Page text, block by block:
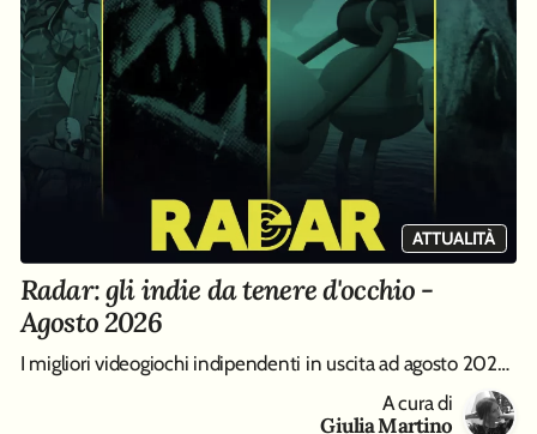
ATTUALITÀ
Radar: gli indie da tenere d'occhio -
Agosto 2026
I migliori videogiochi indipendenti in uscita ad agosto 2026, da Big Walk a Entropy
A cura di
Giulia Martino